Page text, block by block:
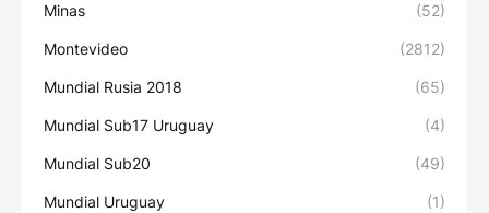
Minas (52)
Montevideo (2812)
Mundial Rusia 2018 (65)
Mundial Sub17 Uruguay (4)
Mundial Sub20 (49)
Mundial Uruguay (1)